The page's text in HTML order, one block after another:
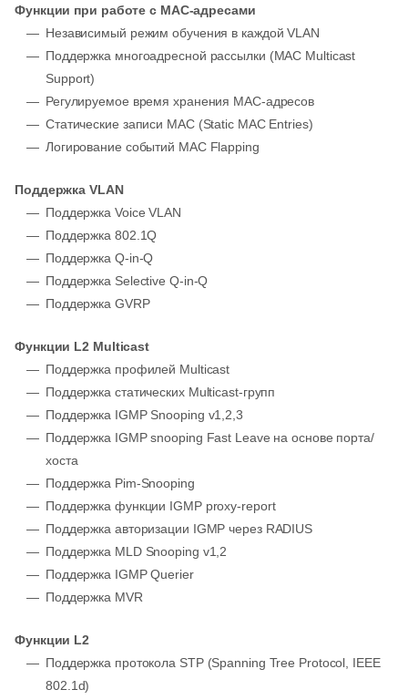
Функции при работе с МAC-адресами
Независимый режим обучения в каждой VLAN
Поддержка многоадресной рассылки (MAC Multicast
Support)
Регулируемое время хранения MAC-адресов
Статические записи MAC (Static MAC Entries)
Логирование событий MAC Flapping
Поддержка VLAN
Поддержка Voice VLAN
Поддержка 802.1Q
Поддержка Q-in-Q
Поддержка Selective Q-in-Q
Поддержка GVRP
Функции L2 Multicast
Поддержка профилей Multicast
Поддержка статических Multicast-групп
Поддержка IGMP Snooping v1,2,3
Поддержка IGMP snooping Fast Leave на основе порта/
хоста
Поддержка Pim-Snooping
Поддержка функции IGMP proxy-report
Поддержка авторизации IGMP через RADIUS
Поддержка MLD Snooping v1,2
Поддержка IGMP Querier
Поддержка MVR
Функции L2
Поддержка протокола STP (Spanning Tree Protocol, IEEE
802.1d)